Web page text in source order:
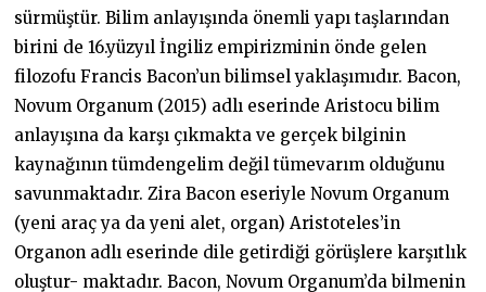
sürmüştür. Bilim anlayışında önemli yapı taşlarından
birini de 16.yüzyıl İngiliz empirizminin önde gelen
filozofu Francis Bacon’un bilimsel yaklaşımıdır. Bacon,
Novum Organum (2015) adlı eserinde Aristocu bilim
anlayışına da karşı çıkmakta ve gerçek bilginin
kaynağının tümdengelim değil tümevarım olduğunu
savunmaktadır. Zira Bacon eseriyle Novum Organum
(yeni araç ya da yeni alet, organ) Aristoteles’in
Organon adlı eserinde dile getirdiği görüşlere karşıtlık
oluştur- maktadır. Bacon, Novum Organum’da bilmenin